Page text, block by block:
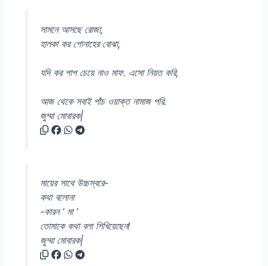
সামনে আসছে রোজা,
হালকা কর গোনাহের বোঝা,
যদি কর পাপ চেয়ে নাও মাফ. এসো নিয়ত করি,
আজ থেকে সবাই পাঁচ ওয়াক্ত নামাজ পরি.
জুম্মা মোবারক|
মায়ের সাথে উচ্চস্বরে-
কথা বলোনা
-কারন ‘ মা ‘
তোমাকে কথা বলা শিখিয়েছেন!
জুম্মা মোবারক|